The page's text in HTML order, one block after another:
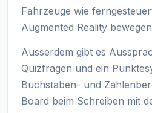
Fahrzeuge wie
Augmented Reality
Ausserdem gibt es
Quizfragen und ein
Buchstaben- und
Board beim Schreiben mit